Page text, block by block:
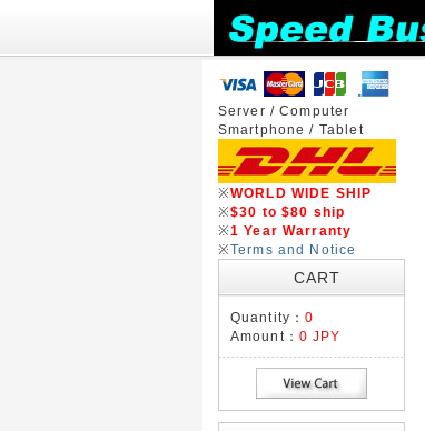
Server / Computer
Smartphone / Tablet
※WORLD WIDE SHIP
※$30 to $80 ship
※1 Year Warranty
※Terms and Notice
CART
Quantity：0
Amount： 0 JPY